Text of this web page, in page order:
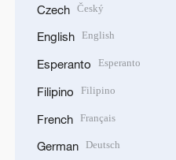
Czech Český
English English
Esperanto Esperanto
Filipino Filipino
French Français
German Deutsch